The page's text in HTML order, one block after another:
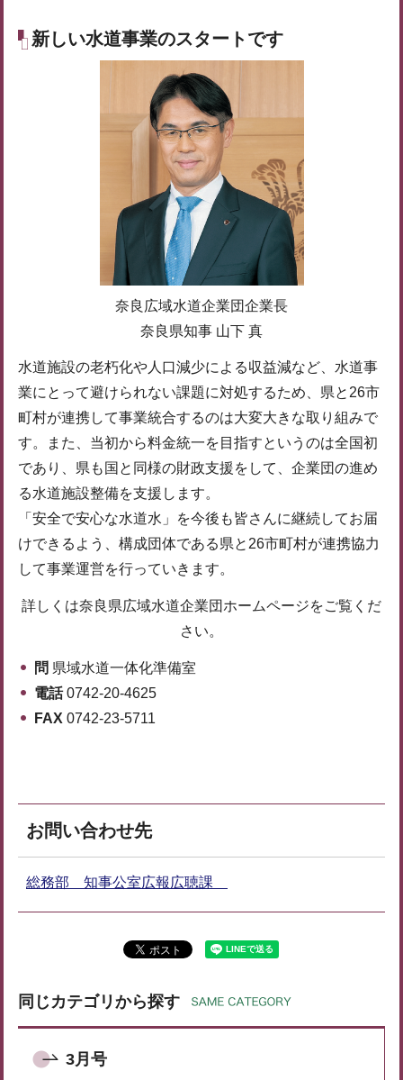
新しい水道事業のスタートです
奈良広域水道企業団企業長
奈良県知事 山下 真
水道施設の老朽化や人口減少による収益減など、水道事
業にとって避けられない課題に対処するため、県と26市
町村が連携して事業統合するのは大変大きな取り組みで
す。また、当初から料金統一を目指すというのは全国初
であり、県も国と同様の財政支援をして、企業団の進め
る水道施設整備を支援します。
「安全で安心な水道水」を今後も皆さんに継続してお届
けできるよう、構成団体である県と26市町村が連携協力
して事業運営を行っていきます。
詳しくは奈良県広域水道企業団ホームページをご覧くだ
さい。
問 県域水道一体化準備室
電話0742-20-4625
FAX 0742-23-5711
お問い合わせ先
総務部 知事公室広報広聴課
同じカテゴリから探す
3月号